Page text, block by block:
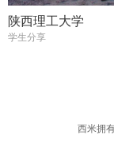
陕西理工大学
学生分享
西米拥